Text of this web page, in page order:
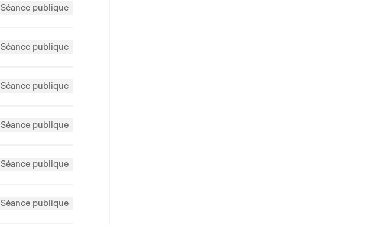
Séance publique
Séance publique
Séance publique
Séance publique
Séance publique
Séance publique